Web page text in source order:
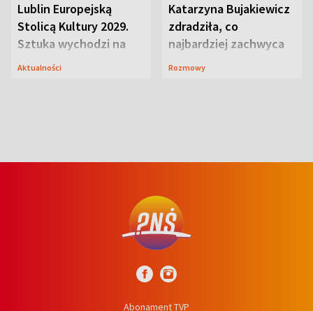
Lublin Europejską
Stolicą Kultury 2029.
Sztuka wychodzi na
ulice
Aktualności
Katarzyna Bujakiewicz
zdradziła, co
najbardziej zachwyca
ją w Lublinie
Rozmowy
Abonament TVP